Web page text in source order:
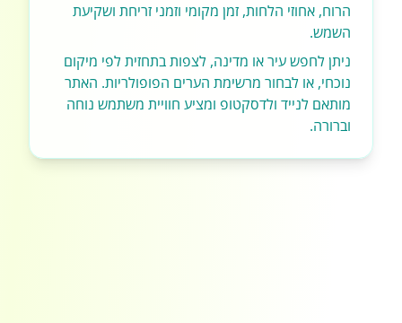
הרוח, אחוזי הלחות, זמן מקומי וזמני זריחת ושקיעת
השמש.
ניתן לחפש עיר או מדינה, לצפות בתחזית לפי מיקום
נוכחי, או לבחור מרשימת הערים הפופולריות. האתר
מותאם לנייד ולדסקטופ ומציע חוויית משתמש נוחה
וברורה.